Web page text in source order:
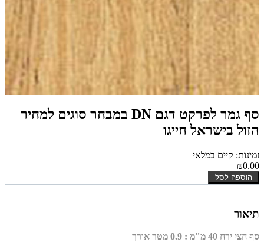
סף גמר לפרקט דגם DN במבחר סוגים למחיר
הזול בישראל חייגו
זמינות: קיים במלאי
₪0.00
הוספה לסל
תיאור
סף חצי ירח 40 מ"מ : 0.9 מטר אורך